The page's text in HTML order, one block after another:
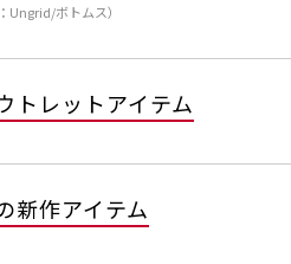
Ungrid/ボトムス）
トレットアイテム
新作アイテム